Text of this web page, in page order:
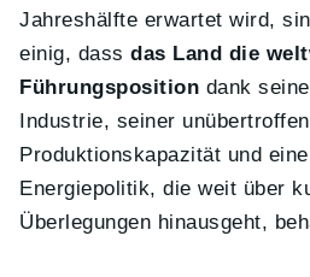
Jahreshälfte erwartet wird,
einig, dassdas Land die
Führungsposition dank
Industrie, seiner
Produktionskapazität und
Energiepolitik, die weit über
Überlegungen hinausgeht,